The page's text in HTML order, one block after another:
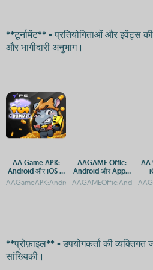
**टूर्नामेंट** - प्रतियोगिताओं और इवेंट्स
और भागीदारी अनुभाग।
AA Game APK:
Android और iOS के
लिए डाउनलोड गाइड
AAGAME Offic:
Android और Apple
के लिए APP और APK
डाउनलोड
AA
**प्रोफ़ाइल** - उपयोगकर्ता की व्यक्तिगत
सांख्यिकी।